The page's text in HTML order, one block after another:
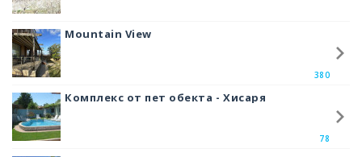
Света Богородица е трикорабна базилика с размери 17 на 32 метра.
на християнските храмове не било разрешено да имат такъв. След
Освобождението е достроена висока кула с купол и четири камбани.
Иконостасът е изработен в стил ампир, с резбовани едри растителни
елементи – рози, листа, грозде, венци. Църквата е украсена отвътре с
красиви стенописи. Тази църква има важно значение при движението
за независима българска църква. Тук за първи път се извършва
литургия на български език.
Дворът на църквата не е бил винаги толкова голям. През 1930г го
Mountain View
380
Комплекс от пет обекта - Хисаря
78